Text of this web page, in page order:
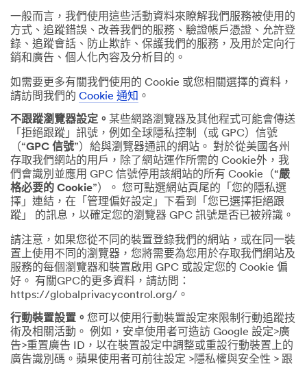
一般而言，我們使用這些活動資料來瞭解我們服務被使用的
方式、追蹤錯誤、改善我們的服務、驗證帳戶憑證、允許登
錄、追蹤會話、防止欺詐、保護我們的服務，及用於定向行
銷和廣告、個人化內容及分析目的。
如需要更多有關我們使用的 Cookie 或您相關選擇的資料，
請訪問我們的 Cookie 通知 。
不跟蹤瀏覽器設定。 某些網路瀏覽器及其他程式可能會傳送
「拒絕跟蹤」訊號，例如全球隱私控制（或 GPC）信號
（“GPC 信號”）給與瀏覽器通訊的網站。 對於從美國各州
存取我們網站的用戶，除了網站運作所需的 Cookie外，我
們會識別並應用 GPC 信號停用該網站的所有 Cookie（“嚴
格必要的 Cookie”）。 您可點選網站頁尾的「您的隱私選
擇」連結，在「管理偏好設定」下看到「您已選擇拒絕跟
蹤」 的訊息，以確定您的瀏覽器 GPC 訊號是否已被辨識。
請注意，如果您從不同的裝置登錄我們的網站，或在同一裝
置上使用不同的瀏覽器，您將需要為您用於存取我們網站及
服務的每個瀏覽器和裝置啟用 GPC 或設定您的 Cookie 偏
好。 有關GPC的更多資料，請訪問：
https://globalprivacycontrol.org/。
行動裝置設置。 您可以使用行動裝置設定來限制行動追蹤技
術及相關活動。 例如，安卓使用者可造訪 Google 設定>廣
告>重置廣告 ID，以在裝置設定中調整或重設行動裝置上的
廣告識別碼。蘋果使用者可前往設定 >隱私權與安全性 > 跟